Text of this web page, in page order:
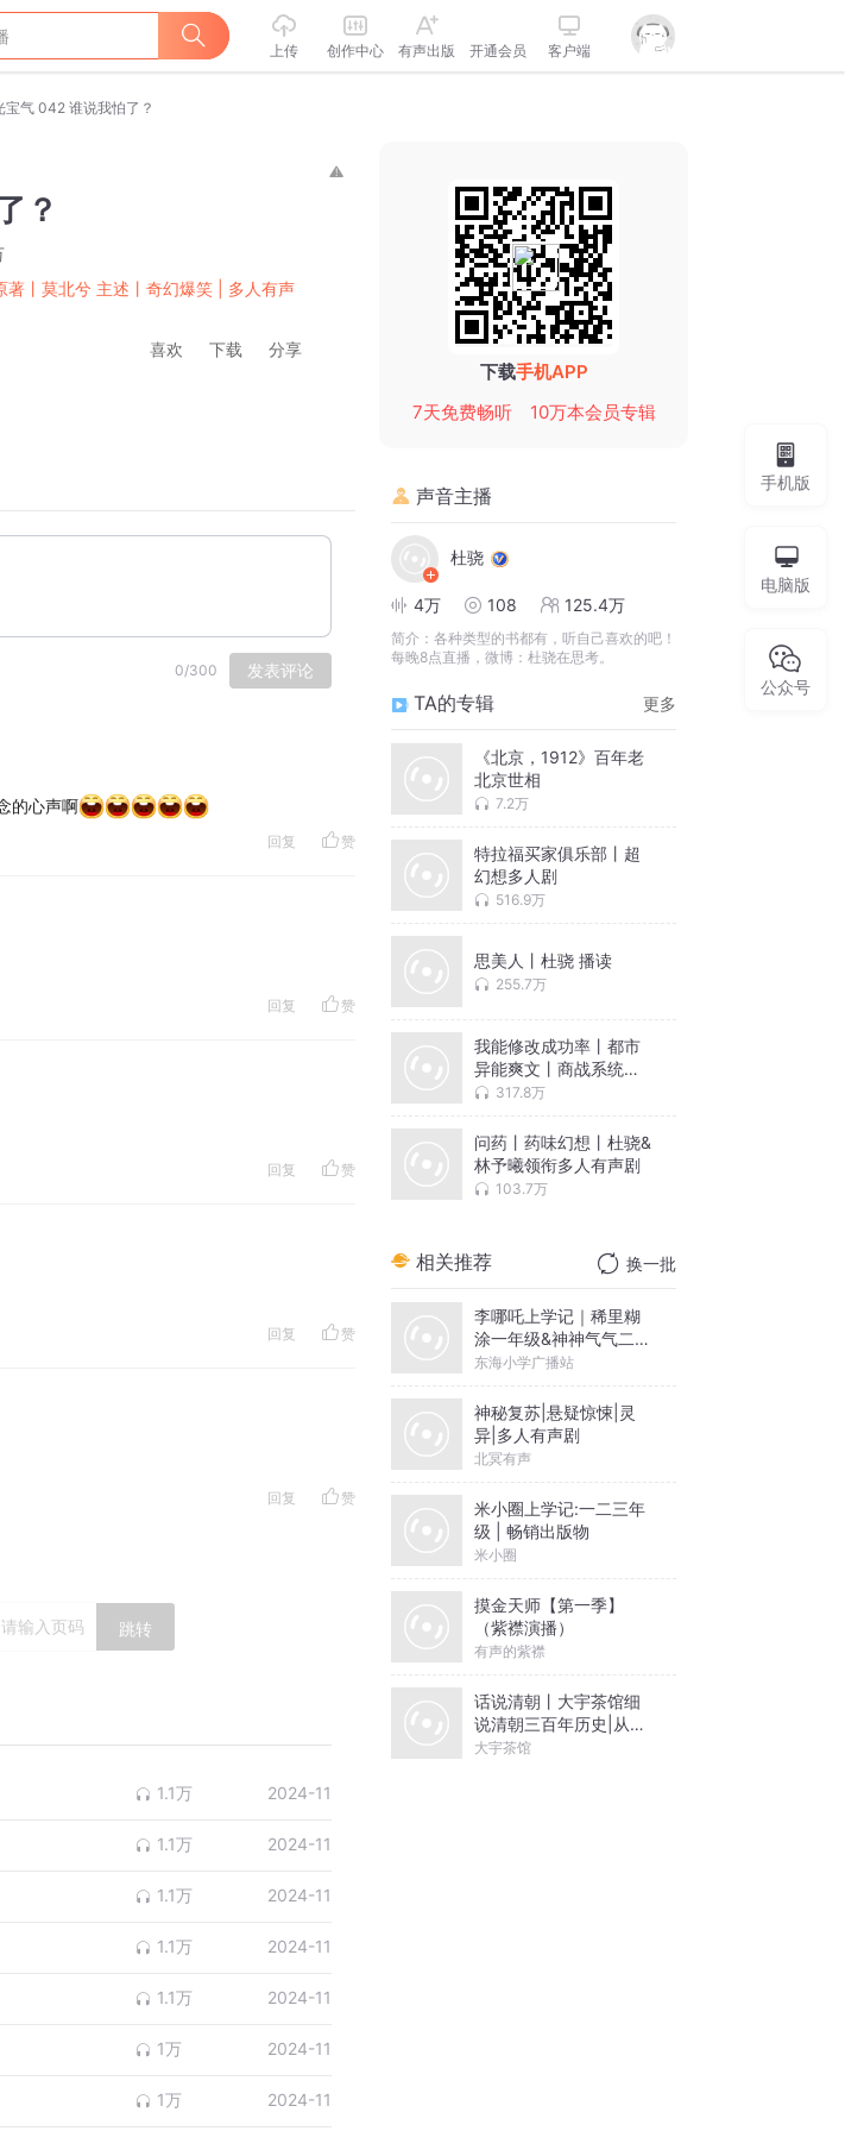
上传 创作中心 有声出版 开通会员 客户端
宝气 042 谁说我怕了？
？
丨莫北兮 主述丨奇幻爆笑 | 多人有声
喜欢 下载 分享
0/300 发表评论
的心声啊
回复 赞
回复 赞
回复 赞
回复 赞
回复 赞
跳转
1.1万 2024-11
1.1万 2024-11
1.1万 2024-11
1.1万 2024-11
1.1万 2024-11
1万 2024-11
1万 2024-11
下载手机APP
7天免费畅听
10万本会员专辑
声音主播
杜骁
4万 108 125.4万
简介： 各种类型的书都有，听自己喜欢的吧！
每晚8点直播，微博：杜骁在思考。
TA的专辑 更多
《北京，1912》百年老
北京世相
7.2万
特拉福买家俱乐部丨超
幻想多人剧
516.9万
思美人丨杜骁 播读
255.7万
我能修改成功率丨都市
异能爽文丨商战系统丨
多人有声剧
317.8万
问药丨药味幻想丨杜骁&
林予曦领衔多人有声剧
103.7万
相关推荐 换一批
李哪吒上学记｜稀里糊
涂一年级&神神气气二年
级
东海小学广播站
神秘复苏|悬疑惊悚|灵
异|多人有声剧
北冥有声
米小圈上学记:一二三年
级 | 畅销出版物
米小圈
摸金天师【第一季】
（紫襟演播）
有声的紫襟
话说清朝丨大宇茶馆细
说清朝三百年历史|从努
尔哈赤到末代皇帝溥仪|
大宇茶馆
手机版
电脑版
公众号